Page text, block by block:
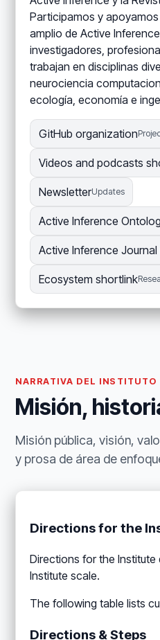
Participamos y
amplio de Active
investigadores,
trabajan en disciplinas
neurociencia
ecología, economía e
GitHub organization
Videos and podcasts
NewsletterUpdates
Active Inference
Active Inference
Ecosystem shortlink
NARRATIVA DEL INSTITUTO
Misión,
Misión pública, visión,
y prosa de área de
Directions for the
Directions for the
Institute scale.
The following table lists
Directions & Steps